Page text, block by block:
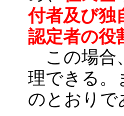
付者及び独
認定者の役
この場合
理できる。
のとおりで